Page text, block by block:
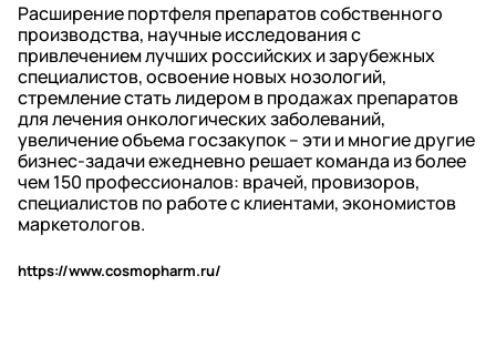
Расширение портфеля препаратов собственного
производства, научные исследования с
привлечением лучших российских и зарубежных
специалистов, освоение новых нозологий,
стремление стать лидером в продажах препаратов
для лечения онкологических заболеваний,
увеличение объема госзакупок – эти и многие другие
бизнес-задачи ежедневно решает команда из более
чем 150 профессионалов: врачей, провизоров,
специалистов по работе с клиентами, экономистов
маркетологов.
https://www.cosmopharm.ru/